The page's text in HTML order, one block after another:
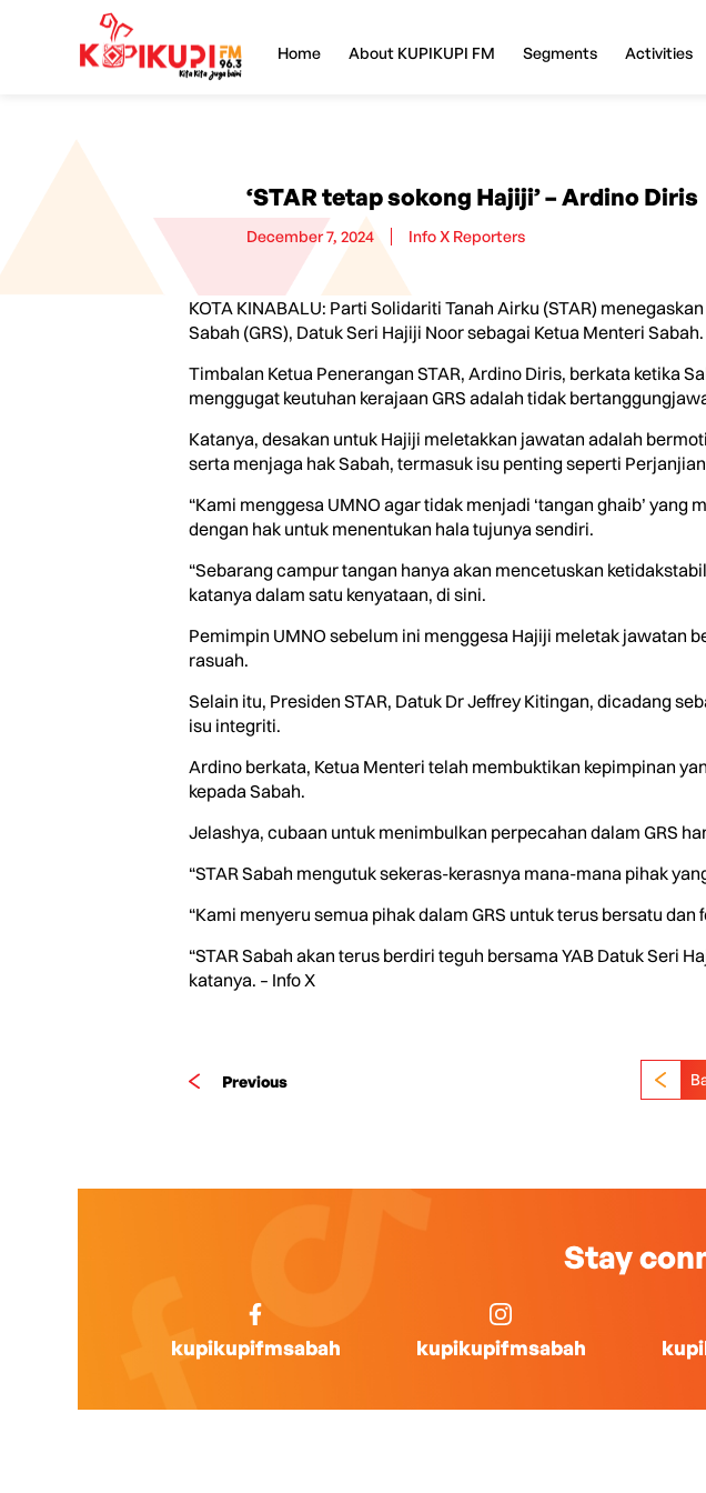
Home About KUPIKUPI FM Segments Activities
‘STAR tetap sokong Hajiji’ – Ardino Diris
December 7, 2024 Info X Reporters
KOTA KINABALU: Parti Solidariti Tanah Airku (STAR)
Sabah (GRS), Datuk Seri Hajiji Noor sebagai Ketua Menteri Sabah.
Timbalan Ketua Penerangan STAR, Ardino Diris, berkata ketika
menggugat keutuhan kerajaan GRS adalah tidak
Katanya, desakan untuk Hajiji meletakkan jawatan adalah
serta menjaga hak Sabah, termasuk isu penting seperti
“Kami menggesa UMNO agar tidak menjadi ‘tangan ghaib’
dengan hak untuk menentukan hala tujunya sendiri.
“Sebarang campur tangan hanya akan mencetuskan
katanya dalam satu kenyataan, di sini.
Pemimpin UMNO sebelum ini menggesa Hajiji meletak jawatan
rasuah.
Selain itu, Presiden STAR, Datuk Dr Jeffrey Kitingan, dicadang
isu integriti.
Ardino berkata, Ketua Menteri telah membuktikan kepimpinan
kepada Sabah.
Jelashya, cubaan untuk menimbulkan perpecahan dalam GRS
“STAR Sabah mengutuk sekeras-kerasnya mana-mana pihak
“Kami menyeru semua pihak dalam GRS untuk terus bersatu
“STAR Sabah akan terus berdiri teguh bersama YAB Datuk Seri
katanya. – Info X
Previous
Stay
kupikupifmsabah kupikupifmsabah